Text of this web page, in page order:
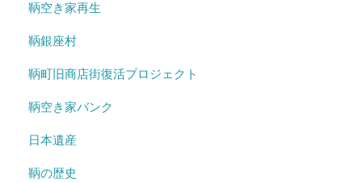
鞆空き家再生
鞆銀座村
鞆町旧商店街復活プロジェクト
鞆空き家バンク
日本遺産
鞆の歴史